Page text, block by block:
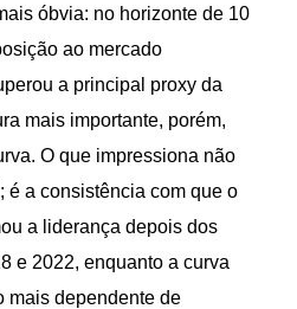
óbvia: no horizonte de 10
ao mercado
a principal proxy da
mais importante, porém,
O que impressiona não
é a consistência com que o
a liderança depois dos
e 2022, enquanto a curva
mais dependente de